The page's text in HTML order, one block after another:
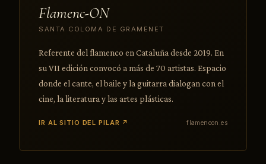
Flamenc-ON
SANTA COLOMA DE GRAMENET
Referente del flamenco en Cataluña desde 2019. En
su VII edición convocó a más de 70 artistas. Espacio
donde el cante, el baile y la guitarra dialogan con el
cine, la literatura y las artes plásticas.
IR AL SITIO DEL PILAR ↗ flamencon.es